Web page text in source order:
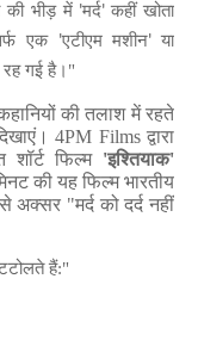
की भीड़ में 'मर्द'कहीं खोता
एक 'एटीएम मशीन'या
गई है।"
की तलाश में रहते
4PM Filmsद्वारा
शॉर्ट फिल्म 'इश्तियाक'
की यह फिल्म भारतीय
अक्सर "मर्द को दर्द नहीं
हैं:"